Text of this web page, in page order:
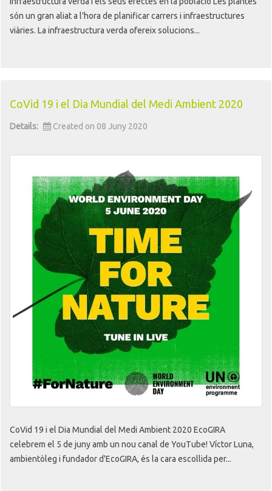
són un gran aliat a l'hora de planificar carrers i infraestructures
viàries. La infraestructura verda ofereix solucions...
CoVid 19 i el Dia Mundial del Medi Ambient 2020
Details: Created on 08 Juny 2020
CoVid 19 i el Dia Mundial del Medi Ambient 2020 EcoGIRA
celebrem el 5 de juny amb un nou canal de YouTube! Víctor Luna,
ambientòleg i fundador d'EcoGIRA, és la cara escollida per...